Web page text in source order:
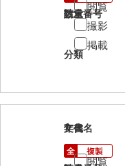
小川五郎収
尾崎家文書
尾崎家文書
小田家文
請求番号
分類
数量
閲覧
撮影
掲載
7
文書名
年代
閲覧